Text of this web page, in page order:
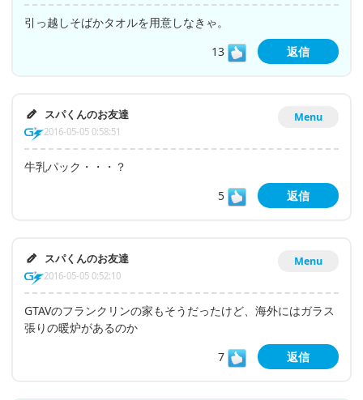
引っ越しそばかタオルを用意しなきゃ。
13
返信
Menu
スパくんのお友達
2016-05-05 0:58:51
牛乳パック・・・？
5
返信
Menu
スパくんのお友達
2016-05-05 0:52:10
GTAVのフランクリンの家もそうだったけど、海外にはガラス
張りの暖炉があるのか
7
返信